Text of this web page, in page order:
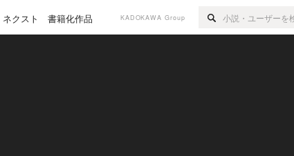
ネクスト 書籍化作品 KADOKAWA Group